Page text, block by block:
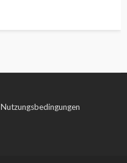
Nutzungsbedingungen